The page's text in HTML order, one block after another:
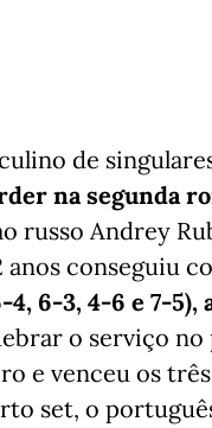
de
na segunda
russo Andrey
anos conseguiu
6-3, 4-6 e 7-5),
o serviço
e venceu os
set, o